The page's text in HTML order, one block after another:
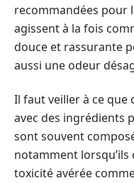
recommandées pour
agissent à la fois
douce et rassurante
aussi une odeur
Il faut veiller à ce que
avec des ingrédients
sont souvent
notamment
toxicité avérée